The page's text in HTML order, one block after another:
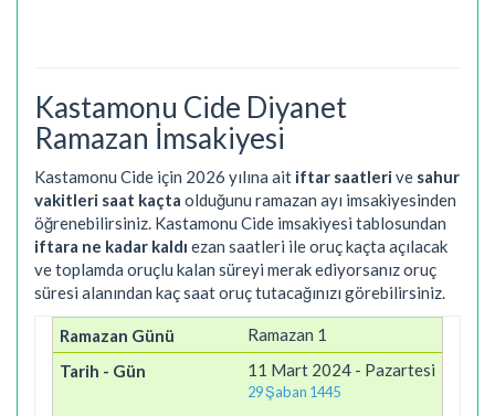
Kastamonu Cide Diyanet
Ramazan İmsakiyesi
Kastamonu Cide için 2026 yılına ait iftar saatlerive sahur
vakitleri saat kaçta olduğunu ramazan ayı imsakiyesinden
öğrenebilirsiniz. Kastamonu Cide imsakiyesi tablosundan
iftara ne kadar kaldı ezan saatleri ile oruç kaçta açılacak
ve toplamda oruçlu kalan süreyi merak ediyorsanız oruç
süresi alanından kaç saat oruç tutacağınızı görebilirsiniz.
Ramazan 1
11 Mart 2024 - Pazartesi
29 Şaban 1445